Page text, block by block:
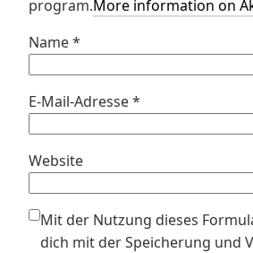
program.More information on
Name*
E-Mail-Adresse*
Website
Mit der Nutzung dieses
dich mit der Speicherung und